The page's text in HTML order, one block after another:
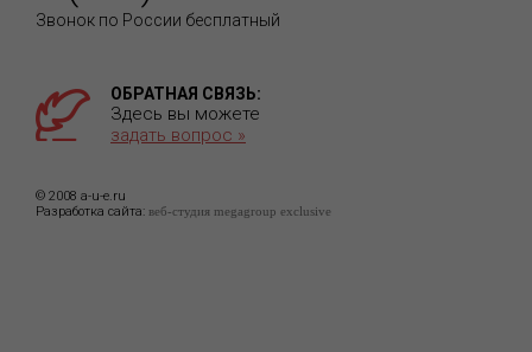
Звонок по России бесплатный
ОБРАТНАЯ СВЯЗЬ:
Здесь вы можете
задать вопрос »
© 2008 a-u-e.ru
Разработка сайта: веб-студия megagroup exclusive